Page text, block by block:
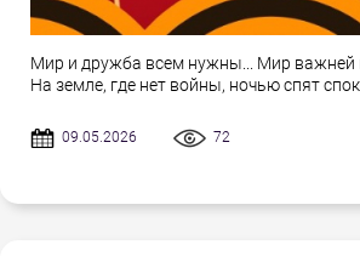
Мир и дружба всем нужны... Мир важней
На земле, где нет войны, ночью спят
09.05.2026 72